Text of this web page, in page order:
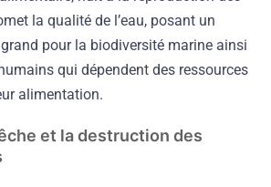
la qualité de l’eau, posant un
pour la biodiversité marine ainsi
qui dépendent des ressources
alimentation.
et la destruction des